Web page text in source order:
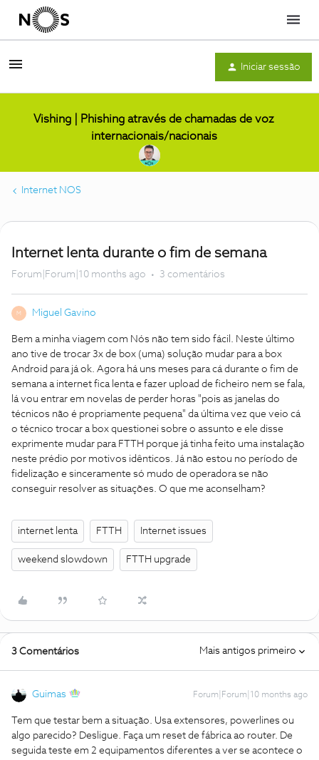
Menu
Iniciar sessão
Vishing | Phishing através de chamadas de voz
internacionais/nacionais
Internet NOS
Internet lenta durante o fim de semana
Forum|Forum|10 months ago 3 comentários
M Miguel Gavino
Bem a minha viagem com Nós não tem sido fácil. Neste último
ano tive de trocar 3x de box (uma) solução mudar para a box
Android para já ok. Agora há uns meses para cá durante o fim de
semana a internet fica lenta e fazer upload de ficheiro nem se fala,
lá vou entrar em novelas de perder horas "pois as janelas do
técnicos não é propriamente pequena" da última vez que veio cá
o técnico trocar a box questionei sobre o assunto e ele disse
exprimente mudar para FTTH porque já tinha feito uma instalação
neste prédio por motivos idênticos. Já não estou no período de
fidelização e sinceramente só mudo de operadora se não
conseguir resolver as situações. O que me aconselham?
internet lenta FTTH Internet issues
weekend slowdown FTTH upgrade
3 Comentários Mais antigos primeiro
Guimas Forum|Forum|10 months ago
Tem que testar bem a situação. Usa extensores, powerlines ou
algo parecido? Desligue. Faça um reset de fábrica ao router. De
seguida teste em 2 equipamentos diferentes a ver se acontece o